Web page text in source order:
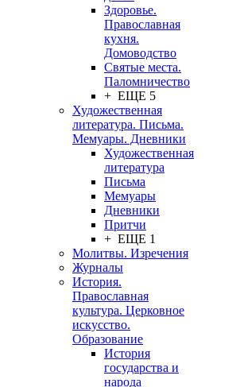
Здоровье.
Православная
кухня.
Домоводство
Святые места.
Паломничество
+ ЕЩЕ 5
Художественная
литература. Письма.
Мемуары. Дневники
Художественная
литература
Письма
Мемуары
Дневники
Притчи
+ ЕЩЕ 1
Молитвы. Изречения
Журналы
История.
Православная
культура. Церковное
искусство.
Образование
История
государства и
народа